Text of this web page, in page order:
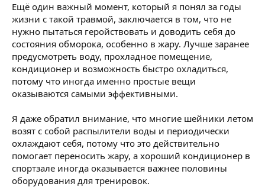
Ещё один важный момент, который я понял за годы
жизни с такой травмой, заключается в том, что не
нужно пытаться геройствовать и доводить себя до
состояния обморока, особенно в жару. Лучше заранее
предусмотреть воду, прохладное помещение,
кондиционер и возможность быстро охладиться,
потому что иногда именно простые вещи
оказываются самыми эффективными.
Я даже обратил внимание, что многие шейники летом
возят с собой распылители воды и периодически
охлаждают себя, потому что это действительно
помогает переносить жару, а хороший кондиционер в
спортзале иногда оказывается важнее половины
оборудования для тренировок.